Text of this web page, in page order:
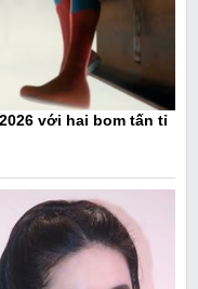
với hai bom tấn tỉ